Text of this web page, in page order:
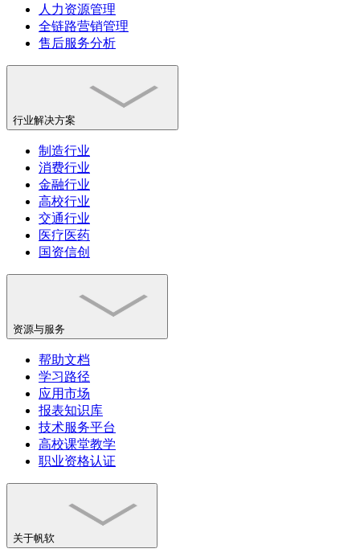
人力资源管理
全链路营销管理
售后服务分析
行业解决方案
制造行业
消费行业
金融行业
高校行业
交通行业
医疗医药
国资信创
资源与服务
帮助文档
学习路径
应用市场
报表知识库
技术服务平台
高校课堂教学
职业资格认证
关于帆软